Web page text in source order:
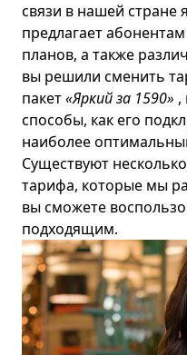
связи в нашей стране
предлагает
планов, а также
вы решили сменить
пакет«Яркий за 1590» ,
способы, как его
наиболее
Существуют
тарифа, которые мы
вы сможете
подходящим.